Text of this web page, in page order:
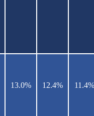
13.0% 12.4% 11.4%